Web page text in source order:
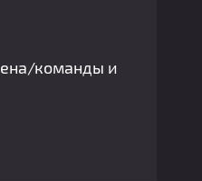
команды и